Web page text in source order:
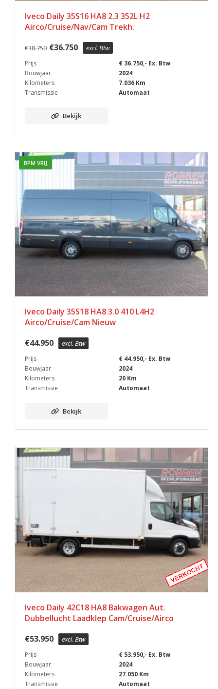
Iveco Daily 35S16 HA8 2.3 352L H2
Airco/Cruise/Nav/Cam Trekh.
€38.750 €36.750 excl. Btw
Prijs
€ 36.750,- Ex. Btw
Bouwjaar
2024
Kilometers
7.036 Km
Transmissie
Automaat
Bekijk
BPM VRIJ
Iveco Daily 35S18 HA8 3.0 410 L4H2
Airco/Cruise/Cam Nieuw
€44.950 excl. Btw
Prijs
€ 44.950,- Ex. Btw
Bouwjaar
2024
Kilometers
20 Km
Transmissie
Automaat
Bekijk
Iveco Daily 42C18 HA8 Bakwagen Aut.
Dubbellucht Laadklep Cam/Cruise/Airco
€53.950 excl. Btw
Prijs
€ 53.950,- Ex. Btw
Bouwjaar
2024
Kilometers
27.050 Km
Transmissie
Automaat